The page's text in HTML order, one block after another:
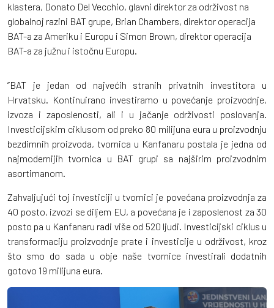
klastera, Donato Del Vecchio, glavni direktor za održivost na
globalnoj razini BAT grupe, Brian Chambers, direktor operacija
BAT-a za Ameriku i Europu i Simon Brown, direktor operacija
BAT-a za južnu i istočnu Europu.
”BAT je jedan od najvećih stranih privatnih investitora u
Hrvatsku. Kontinuirano investiramo u povećanje proizvodnje,
izvoza i zaposlenosti, ali i u jačanje održivosti poslovanja.
Investicijskim ciklusom od preko 80 milijuna eura u proizvodnju
bezdimnih proizvoda, tvornica u Kanfanaru postala je jedna od
najmodernijih tvornica u BAT grupi sa najširim proizvodnim
asortimanom.
Zahvaljujući toj investiciji u tvornici je povećana proizvodnja za
40 posto, izvozi se diljem EU, a povećana je i zaposlenost za 30
posto pa u Kanfanaru radi više od 520 ljudi. Investicijski ciklus u
transformaciju proizvodnje prate i investicije u održivost, kroz
što smo do sada u obje naše tvornice investirali dodatnih
gotovo 19 milijuna eura.